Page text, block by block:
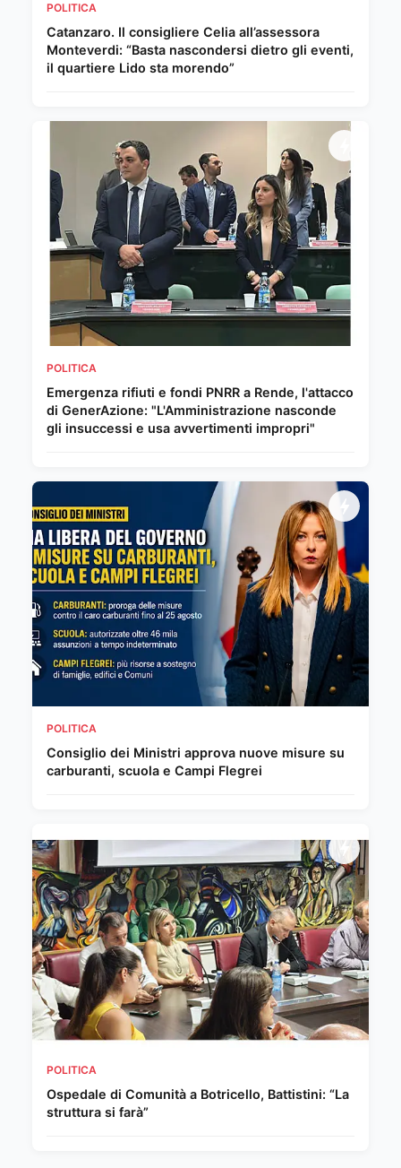
POLITICA
Catanzaro. Il consigliere Celia all’assessora
Monteverdi: “Basta nascondersi dietro gli eventi,
il quartiere Lido sta morendo”
POLITICA
Emergenza rifiuti e fondi PNRR a Rende, l'attacco
di GenerAzione: "L'Amministrazione nasconde
gli insuccessi e usa avvertimenti impropri"
POLITICA
Consiglio dei Ministri approva nuove misure su
carburanti, scuola e Campi Flegrei
POLITICA
Ospedale di Comunità a Botricello, Battistini: “La
struttura si farà”